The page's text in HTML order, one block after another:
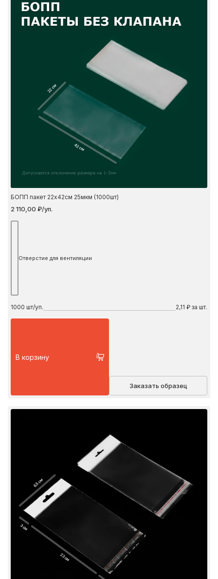
22 см
42 см
БОПП пакет 22х42см 25мкм (1000шт)
2 110,00 ₽/уп.
Отверстие для вентиляции
1000 шт/уп. 2,11 ₽ за шт.
В корзину
Заказать образец
6.5 см
23 см
3 см